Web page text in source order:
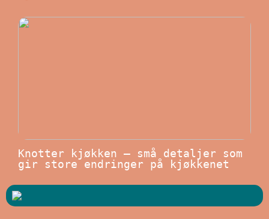
Knotter kjøkken – små detaljer som
gir store endringer på kjøkkenet